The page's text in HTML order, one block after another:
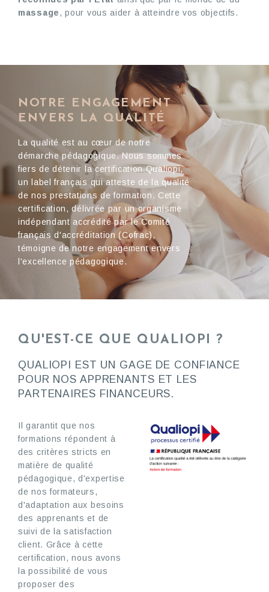
massage, pour vous aider à atteindre vos objectifs.
NOTRE ENGAGEMENT
ENVERS LA QUALITÉ
La qualité est au cœur de notre
démarche pédagogique. Nous sommes
fiers de détenir la certification Qualiopi,
un label français qui atteste de la qualité
de nos prestations de formation. Cette
certification, délivrée par un organisme
indépendant accrédité par le Comité
français d'accréditation (Cofrac),
témoigne de notre engagement envers
l'excellence pédagogique.
QU'EST-CE QUE QUALIOPI ?
QUALIOPI EST UN GAGE DE CONFIANCE
POUR NOS APPRENANTS ET LES
PARTENAIRES FINANCEURS.
Il garantit que nos
formations répondent à
des critères stricts en
matière de qualité
pédagogique, d'expertise
de nos formateurs,
d'adaptation aux besoins
des apprenants et de
suivi de la satisfaction
client. Grâce à cette
certification, nous avons
la possibilité de vous
proposer des